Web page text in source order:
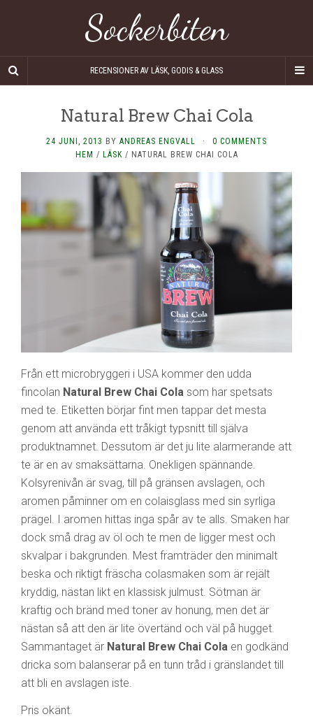
Sockerbiten
RECENSIONER AV LÄSK, GODIS & GLASS
Natural Brew Chai Cola
24 JUNI, 2013 BY ANDREAS ENGVALL ·
0 COMMENTS
HEM / LÄSK/ NATURAL BREW CHAI COLA
Från ett microbryggeri i USA kommer den udda
fincolan Natural Brew Chai Cola som har spetsats
med te. Etiketten börjar fint men tappar det mesta
genom att använda ett tråkigt typsnitt till själva
produktnamnet. Dessutom är det ju lite alarmerande att
te är en av smaksättarna. Onekligen spännande.
Kolsyrenivån är svag, till på gränsen avslagen, och
aromen påminner om en colaisglass med sin syrliga
prägel. I aromen hittas inga spår av te alls. Smaken har
dock små drag av öl och te men de ligger mest och
skvalpar i bakgrunden. Mest framträder den minimalt
beska och riktigt fräscha colasmaken som är rejält
kryddig, nästan likt en klassisk julmust. Sötman är
kraftig och bränd med toner av honung, men det är
nästan så att den är lite övertänd och väl på hugget.
Sammantaget är Natural Brew Chai Cola en godkänd
dricka som balanserar på en tunn tråd i gränslandet till
att bli en avslagen iste.
Pris okänt.